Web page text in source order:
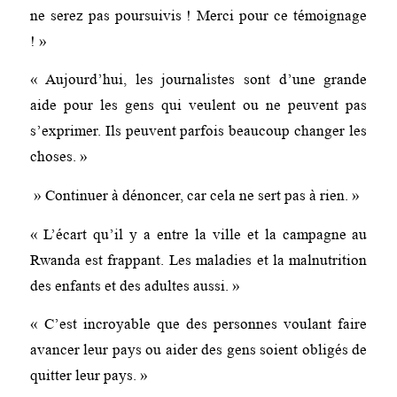
ne serez pas poursuivis ! Merci pour ce témoignage
! »
« Aujourd’hui, les journalistes sont d’une grande
aide pour les gens qui veulent ou ne peuvent pas
s’exprimer. Ils peuvent parfois beaucoup changer les
choses. »
» Continuer à dénoncer, car cela ne sert pas à rien. »
« L’écart qu’il y a entre la ville et la campagne au
Rwanda est frappant. Les maladies et la malnutrition
des enfants et des adultes aussi. »
« C’est incroyable que des personnes voulant faire
avancer leur pays ou aider des gens soient obligés de
quitter leur pays. »